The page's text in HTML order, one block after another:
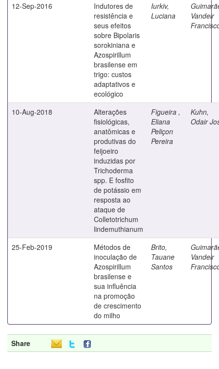
12-Sep-2016
Indutores de
resistência e
seus efeitos
sobre Bipolaris
sorokiniana e
Azospirillum
brasilense em
trigo: custos
adaptativos e
ecológico
Iurkiv,
Luciana
Vandeir
10-Aug-2018
Alterações
fisiológicas,
anatômicas e
produtivas do
feijoeiro
induzidas por
Trichoderma
spp. E fosfito
de potássio em
resposta ao
ataque de
Colletotrichum
lindemuthianum
Figueira ,
Eliana
Peliçon
Pereira
Kuhn,
Odair
25-Feb-2019
Métodos de
inoculação de
Azospirillum
brasilense e
sua influência
na promoção
de crescimento
do milho
Brito,
Tauane
Santos
Vandeir
Share